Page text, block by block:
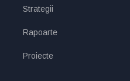
Strategii
Rapoarte
Proiecte